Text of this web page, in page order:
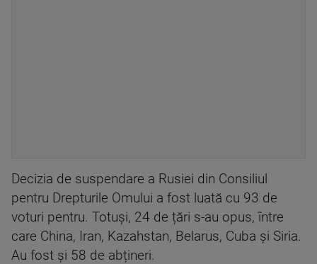
Decizia de suspendare a Rusiei din Consiliul
pentru Drepturile Omului a fost luată cu 93 de
voturi pentru. Totuși, 24 de țări s-au opus, între
care China, Iran, Kazahstan, Belarus, Cuba și Siria.
Au fost și 58 de abțineri.